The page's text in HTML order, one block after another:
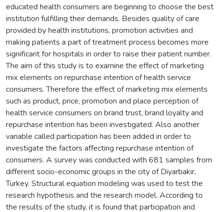
educated health consumers are beginning to choose the best
institution fulfilling their demands. Besides quality of care
provided by health institutions, promotion activities and
making patients a part of treatment process becomes more
significant for hospitals in order to raise their patient number.
The aim of this study is to examine the effect of marketing
mix elements on repurchase intention of health service
consumers. Therefore the effect of marketing mix elements
such as product, price, promotion and place perception of
health service consumers on brand trust, brand loyalty and
repurchase intention has been investigated. Also another
variable called participation has been added in order to
investigate the factors affecting repurchase intention of
consumers. A survey was conducted with 681 samples from
different socio-economic groups in the city of Diyarbakır,
Turkey. Structural equation modeling was used to test the
research hypothesis and the research model. According to
the results of the study, it is found that participation and